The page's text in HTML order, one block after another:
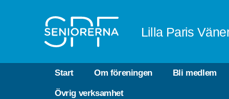
Lilla Paris
Start Om föreningen Bli medlem
Övrig verksamhet